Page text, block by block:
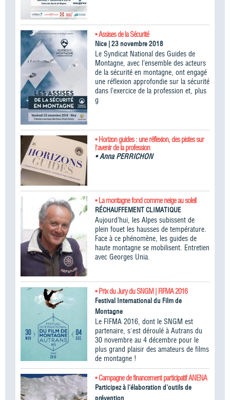
• Assises de la Sécurité
Nice | 23 novembre 2018
Le Syndicat National des Guides de
Montagne, avec l’ensemble des acteurs
de la sécurité en montagne, ont engagé
une réflexion approfondie sur la sécurité
dans l’exercice de la profession et, plus
g
• Horizon guides : une réflexion, des pistes sur
l'avenir de la profession
•Anna PERRICHON
• La montagne fond comme neige au soleil
RÉCHAUFFEMENT CLIMATIQUE
Aujourd’hui, les Alpes subissent de
plein fouet les hausses de température.
Face à ce phénomène, les guides de
haute montagne se mobilisent. Entretien
avec Georges Unia.
• Prix du Jury du SNGM | FIFMA 2016
Festival International du Film de
Montagne
Le FIFMA 2016, dont le SNGM est
partenaire, s'est déroulé à Autrans du
30 novembre au 4 décembre pour le
plus grand plaisir des amateurs de films
de montagne !
• Campagne de financement participatif ANENA
Participez à l'élaboration d'outils de
prévention